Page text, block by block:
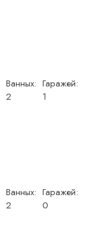
Ванных:
2
Гаражей:
1
Ванных:
2
Гаражей:
0